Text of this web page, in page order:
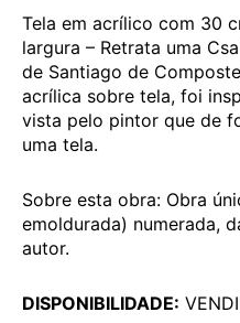
Tela em acrílico com 30
largura – Retrata uma
de Santiago de
acrílica sobre tela, foi
vista pelo pintor que de
uma tela.
Sobre esta obra: Obra
emoldurada) numerada,
autor.
DISPONIBILIDADE: